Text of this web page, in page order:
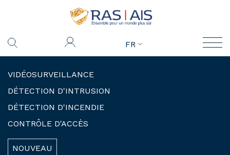
FR
VIDÉOSURVEILLANCE
DÉTECTION D'INTRUSION
DÉTECTION D'INCENDIE
CONTRÔLE D'ACCÈS
NOUVEAU